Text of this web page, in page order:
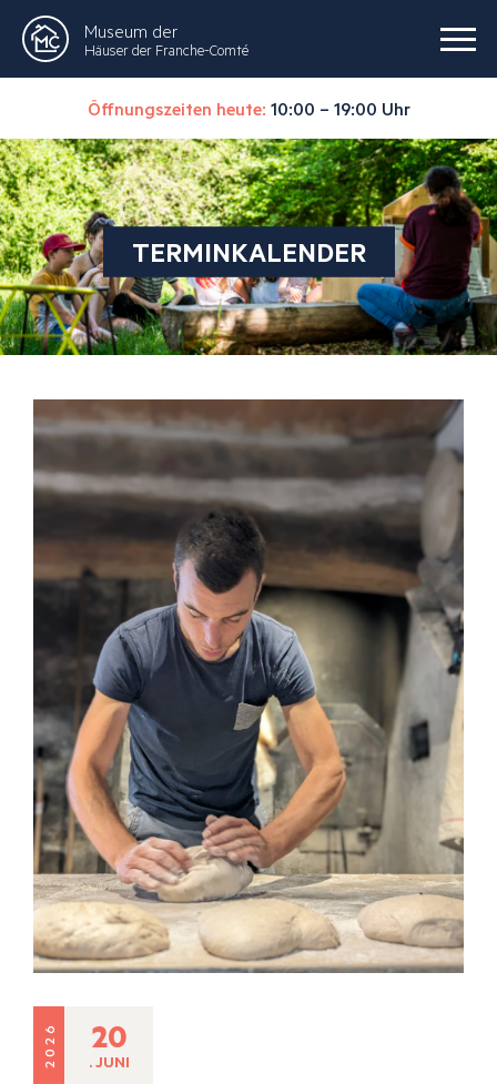
Museum der
Häuser der Franche-Comté
Öffnungszeiten heute: 10:00 – 19:00 Uhr
TERMINKALENDER
2026 20
. JUNI